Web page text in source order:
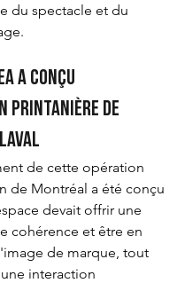
du spectacle et du
a conçu
printanière de
de cette opération
de Montréal a été conçu
devait offrir une
cohérence et être en
de marque, tout
interaction